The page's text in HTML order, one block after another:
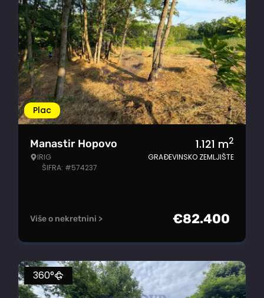
Plac
Manastir Hopovo
IRIG
ŠIFRA: #574237
1.121 m2
GRAĐEVINSKO ZEMLJIŠTE
Više o nekretnini > €82.400
360°